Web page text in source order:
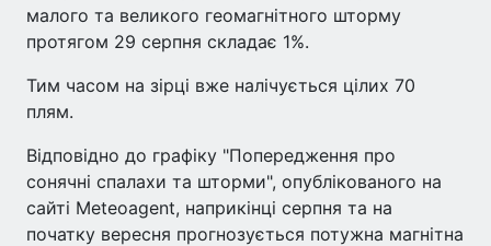
малого та великого геомагнітного шторму
протягом 29 серпня складає 1%.
Тим часом на зірці вже налічується цілих 70
плям.
Відповідно до графіку "Попередження про
сонячні спалахи та шторми", опублікованого на
сайті Meteoagent, наприкінці серпня та на
початку вересня прогнозується потужна магнітна